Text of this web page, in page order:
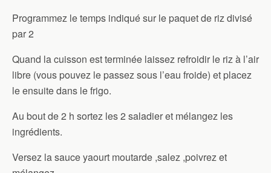
Programmez le temps indiqué sur le paquet de riz divisé
par 2
Quand la cuisson est terminée laissez refroidir le riz à l’air
libre (vous pouvez le passez sous l’eau froide) et placez
le ensuite dans le frigo.
Au bout de 2 h sortez les 2 saladier et mélangez les
ingrédients.
Versez la sauce yaourt moutarde ,salez ,poivrez et